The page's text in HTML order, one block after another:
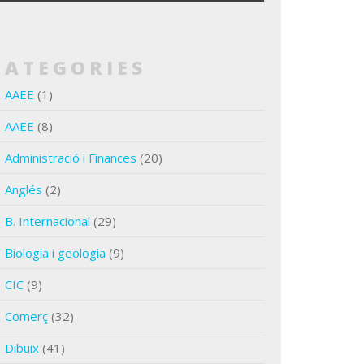
AAEE (1)
AAEE (8)
Administració i Finances (20)
Anglés (2)
B. Internacional (29)
Biologia i geologia (9)
CIC (9)
Comerç (32)
Dibuix (41)